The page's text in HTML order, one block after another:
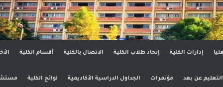
إدارات الكلية إتحاد طلاب الكلية الاتصال بالكلية أقسام الكلية
التعليم عن بعد مؤتمرات الجداول الدراسية الأكاديمية لوائح الكلية